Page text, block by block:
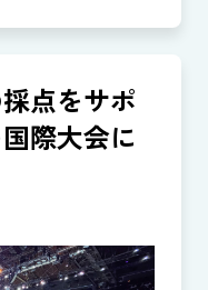
点をサポ
際大会に